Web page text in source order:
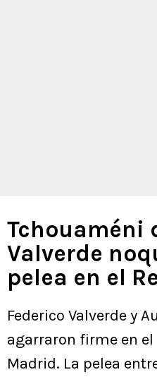
Tchouaméni
Valverde
pelea en el
Federico Valverde y
agarraron firme en
Madrid. La pelea